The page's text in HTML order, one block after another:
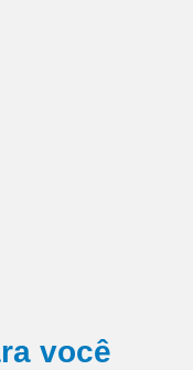
você